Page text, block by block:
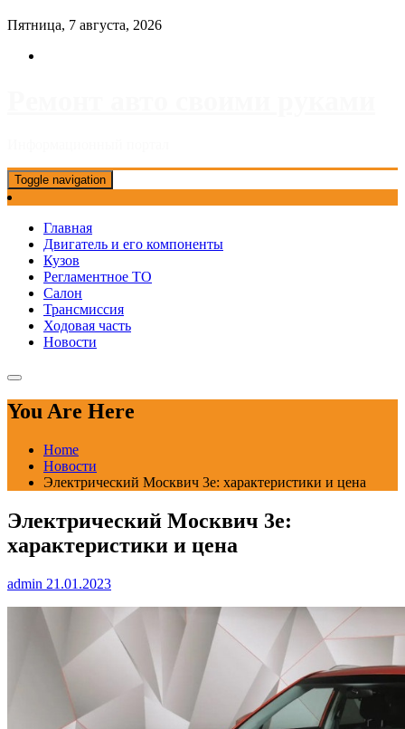
Пятница, 7 августа, 2026
Toggle navigation
Главная
Двигатель и его компоненты
Кузов
Регламентное ТО
Салон
Трансмиссия
Ходовая часть
Новости
You Are Here
Home
Новости
Электрический Москвич 3е: характеристики и цена
Электрический Москвич 3е:
характеристики и цена
admin 21.01.2023